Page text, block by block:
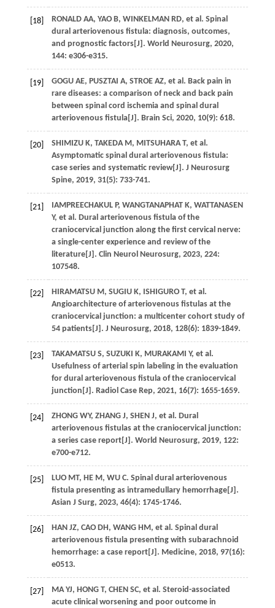
[18] RONALD AA, YAO B, WINKELMAN RD, et al. Spinal
dural arteriovenous fistula: diagnosis, outcomes,
and prognostic factors[J]. World Neurosurg, 2020,
144: e306-e315.
[19] GOGU AE, PUSZTAI A, STROE AZ, et al. Back pain in
rare diseases: a comparison of neck and back pain
between spinal cord ischemia and spinal dural
arteriovenous fistula[J]. Brain Sci, 2020, 10(9): 618.
[20] SHIMIZU K, TAKEDA M, MITSUHARA T, et al.
Asymptomatic spinal dural arteriovenous fistula:
case series and systematic review[J]. J Neurosurg
Spine, 2019, 31(5): 733-741.
[21] IAMPREECHAKUL P, WANGTANAPHAT K, WATTANASEN
Y, et al. Dural arteriovenous fistula of the
craniocervical junction along the first cervical nerve:
a single-center experience and review of the
literature[J]. Clin Neurol Neurosurg, 2023, 224:
107548.
[22] HIRAMATSU M, SUGIU K, ISHIGURO T, et al.
Angioarchitecture of arteriovenous fistulas at the
craniocervical junction: a multicenter cohort study of
54 patients[J]. J Neurosurg, 2018, 128(6): 1839-1849.
[23] TAKAMATSU S, SUZUKI K, MURAKAMI Y, et al.
Usefulness of arterial spin labeling in the evaluation
for dural arteriovenous fistula of the craniocervical
junction[J]. Radiol Case Rep, 2021, 16(7): 1655-1659.
[24] ZHONG WY, ZHANG J, SHEN J, et al. Dural
arteriovenous fistulas at the craniocervical junction:
a series case report[J]. World Neurosurg, 2019, 122:
e700-e712.
[25] LUO MT, HE M, WU C. Spinal dural arteriovenous
fistula presenting as intramedullary hemorrhage[J].
Asian J Surg, 2023, 46(4): 1745-1746.
[26] HAN JZ, CAO DH, WANG HM, et al. Spinal dural
arteriovenous fistula presenting with subarachnoid
hemorrhage: a case report[J]. Medicine, 2018, 97(16):
e0513.
[27] MA YJ, HONG T, CHEN SC, et al. Steroid-associated
acute clinical worsening and poor outcome in